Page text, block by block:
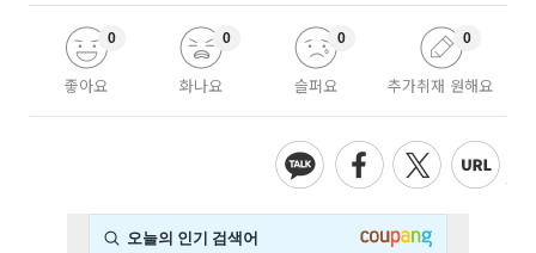
좋아요
0
화나요
0
슬퍼요
0
추가취재 원해요
0